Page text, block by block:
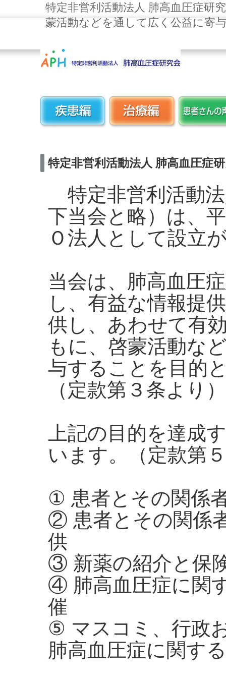
特定非営利活動法人 肺高血圧症研
蒙活動などを通して広く公益に寄
特定非営利活動法人 肺高血圧症
特定非営利活動
下当会と略）は、
Ｏ法人として設立
当会は、肺高血圧
し、有益な情報提
供し、あわせて有
もに、啓蒙活動な
与することを目的
（定款第３条より）
上記の目的を達成
います。（定款第
① 患者とその関係
② 患者とその関係
供
③ 新薬の紹介と保
④ 肺高血圧症に関
催
⑤ マスコミ、行政
肺高血圧症に関す